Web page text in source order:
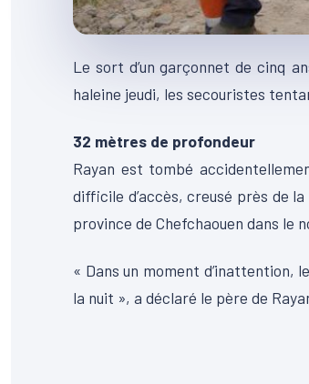
Le sort d’un garçonnet de cinq
haleine jeudi, les secouristes
32 mètres de profondeur
Rayan est tombé
difficile d’accès, creusé près de
province de Chefchaouen dans le
« Dans un moment d’inattention,
la nuit », a déclaré le père de